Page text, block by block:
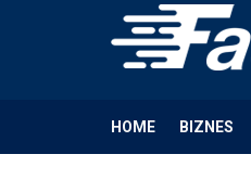
HOME BIZNES